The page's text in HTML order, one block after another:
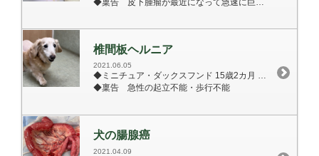
椎間板ヘルニア
2021.06.05
◆ミニチュア・ダックスフンド 15歳2カ月 去勢オス 6.62㎏
◆稟告 急性の起立不能・歩行不能
犬の腸腺癌
2021.04.09